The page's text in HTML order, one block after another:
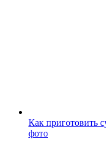
Как приготовить
фото